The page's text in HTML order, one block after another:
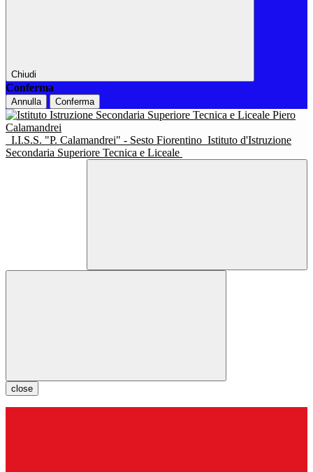
Chiudi
Conferma
Annulla Conferma
I.I.S.S. "P. Calamandrei" - Sesto Fiorentino Istituto d'Istruzione
Secondaria Superiore Tecnica e Liceale
close